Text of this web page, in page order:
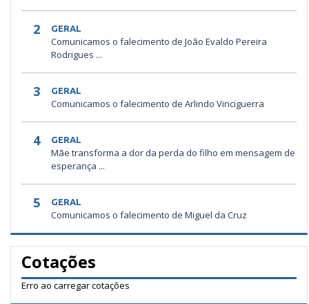
2 GERAL
Comunicamos o falecimento de João Evaldo Pereira
Rodrigues ...
3 GERAL
Comunicamos o falecimento de Arlindo Vinciguerra
4 GERAL
Mãe transforma a dor da perda do filho em mensagem de
esperança ...
5 GERAL
Comunicamos o falecimento de Miguel da Cruz
Cotações
Erro ao carregar cotações